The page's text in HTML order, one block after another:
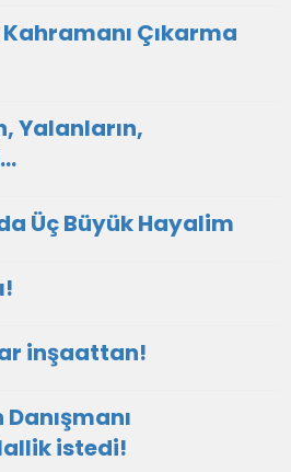
Çıkarma
Yalanların,
Üç Büyük Hayalim
inşaattan!
istedi!